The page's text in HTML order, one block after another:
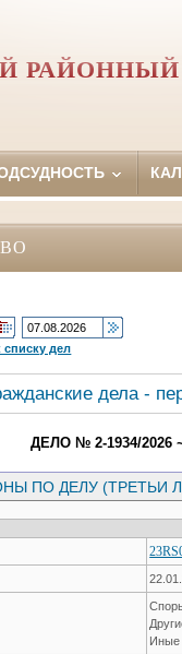
РАЙОННЫЙ
списку дел
дела -
ДЕЛО № 2-1934/2026
ПО ДЕЛУ (ТРЕТЬИ
Иные